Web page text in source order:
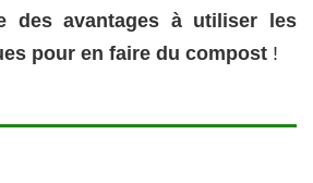
des avantages à utiliser les
pour en faire du compost !